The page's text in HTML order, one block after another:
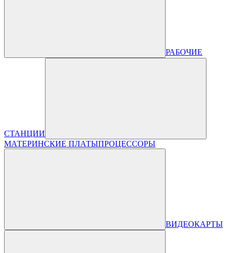
РАБОЧИЕ
СТАНЦИИ
МАТЕРИНСКИЕ ПЛАТЫПРОЦЕССОРЫ
ВИДЕОКАРТЫ